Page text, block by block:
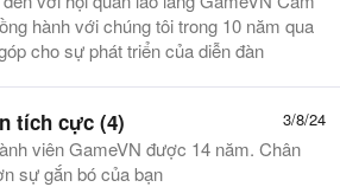
hành với chúng tôi trong 10 năm qua
cho sự phát triển của diễn đàn
3/8/24
tích cực (4)
viên GameVN được 14 năm. Chân
sự gắn bó của bạn